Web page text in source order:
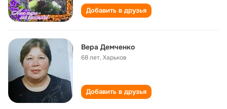
Добавить в друзья
Вера Демченко
68 лет,Харьков
Добавить в друзья